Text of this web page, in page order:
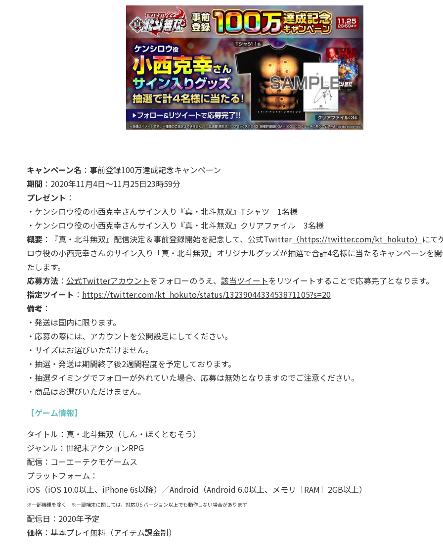
キャンペーン名 ：事前登録100万達成記念キャンペーン
期間 ：2020年11月4日～11月25日23時59分
プレゼント ：
・ケンシロウ役の小西克幸さんサイン入り『真・北斗無双』Tシャツ 1名様
・ケンシロウ役の小西克幸さんサイン入り『真・北斗無双』クリアファイル 3名様
概要：『真・北斗無双』配信決定＆事前登録開始を記念して、公式Twitter（https://twitter.com/kt_hokuto） にて
ロウ役の小西克幸さんのサイン入り「真・北斗無双」オリジナルグッズが抽選で合計4名様に当たるキャンペーンを
たします。
応募方法： 公式Twitterアカウントをフォローのうえ、 該当ツイートをリツイートすることで応募完了となります。
指定ツイート ： https://twitter.com/kt_hokuto/status/1323904433453871105?s=20
備考 ：
・発送は国内に限ります。
・応募の際には、アカウントを公開設定にしてください。
・サイズはお選びいただけません。
・抽選・発送は期間終了後2週間程度を予定しております。
・抽選タイミングでフォローが外れていた場合、応募は無効となりますのでご注意ください。
・商品はお選びいただけません。
【ゲーム情報】
タイトル：真・北斗無双（しん・ほくとむそう）
ジャンル：世紀末アクションRPG
配信：コーエーテクモゲームス
プラットフォーム：
iOS（iOS 10.0以上、iPhone 6s以降）／Android（Android 6.0以上、メモリ［RAM］2GB以上）
※一部機種を除く ※一部端末に関しては、対応OS バージョン以上でも動作しない場合があります
配信日：2020年予定
価格：基本プレイ無料（アイテム課金制）